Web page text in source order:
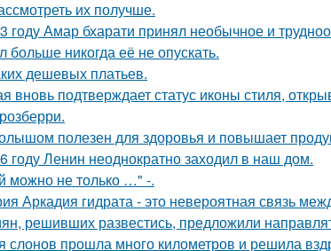
их получше.
году Амар бхарати принял необычное и
больше никогда её не опускать.
дешевых платьев.
вновь подтверждает статус иконы стиля,
полезен для здоровья и повышает
году Ленин неоднократно заходил в наш дом.
можно не только …" -.
Аркадия гидрата - это невероятная связь
решивших развестись, предложили
слонов прошла много километров и решила